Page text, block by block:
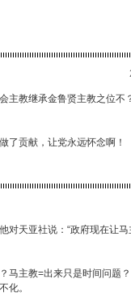
主教继承金鲁贤主教之位不
了贡献，让党永远怀念啊！
对天亚社说：“政府现在让
主教=出来只是时间问题
化。